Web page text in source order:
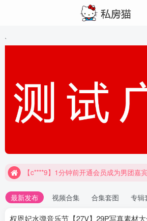
`
【c****9】1分钟前开通会员成为男团嘉
最新发布 视频合集 合集套图 专辑